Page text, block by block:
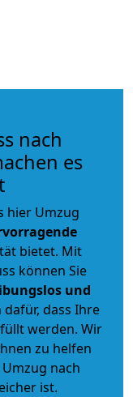
nach
es
hier Umzug
bietet. Mit
können Sie
und
dass Ihre
werden. Wir
zu helfen
nach
ist.